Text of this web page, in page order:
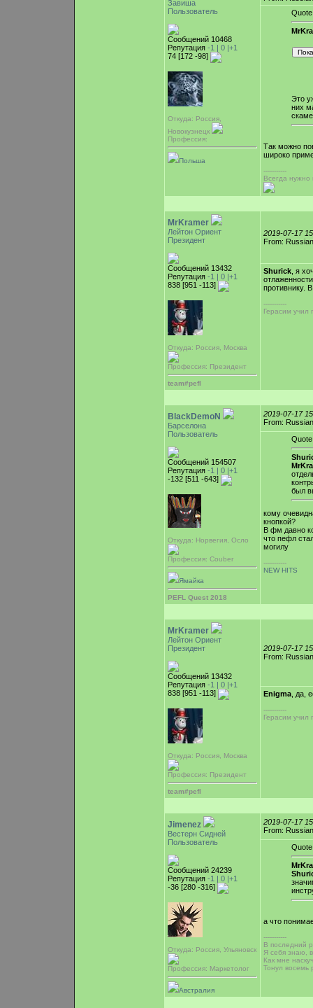
Завиша
Пользователь
Сообщений 10468
Репутация -1 | 0 |+1
74 [172 -98]
Откуда: Россия,
Новокузнецк
Профессия:
Польша
Quote
Это
них
Так можно
широко
-----------
Всегда нужно
MrKramer
Лейтон Ориент
Президент
Сообщений 13432
Репутация -1 | 0 |+1
838 [951 -113]
Откуда: Россия, Москва
Профессия: Президент
team#pefl
2019-07-17
From:
Shurick , я
противнику.
-----------
Герасим учил
BlackDemoN
Барселона
Пользователь
Сообщений 154507
Репутация -1 | 0 |+1
-132 [511 -643]
Откуда: Норвегия, Осло
Профессия: Couber
Ямайка
PEFL Quest 2018
2019-07-17
From:
Quote
был
кому
кнопкой?
В фм давно
что пефл
могилу
-----------
NEW HITS
MrKramer
Лейтон Ориент
Президент
Сообщений 13432
Репутация -1 | 0 |+1
838 [951 -113]
Откуда: Россия, Москва
Профессия: Президент
team#pefl
2019-07-17
From:
Enigma , да,
-----------
Герасим учил
Jimenez
Вестерн Сидней
Пользователь
Сообщений 24239
Репутация -1 | 0 |+1
-36 [280 -316]
Откуда: Россия, Ульяновск
Профессия: Маркетолог
Австралия
2019-07-17
From:
Quote
а что
-----------
В последний
Я себя знаю,
Как мне
Тонул восемь